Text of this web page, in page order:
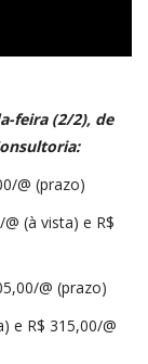
feira (2/2), de
:
@ (prazo)
(à vista) e R$
@ (prazo)
e R$ 315,00/@